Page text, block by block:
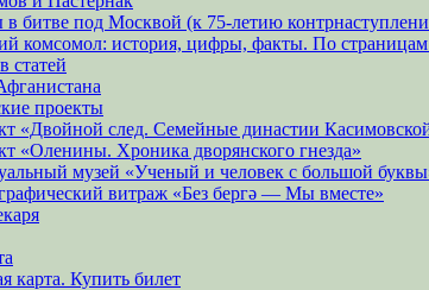
битве под Москвой (к 75-летию
комсомол: история, цифры, факты. По
статей
проекты
«Двойной след. Семейные династии
«Оленины. Хроника дворянского гнезда»
музей «Ученый и человек с большой
витраж «Без бергə — Мы вместе»
карта. Купить билет